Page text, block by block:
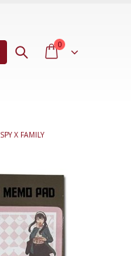
0
SPY X FAMILY